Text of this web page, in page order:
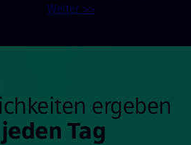
Weiter >>
ergeben
jeden Tag